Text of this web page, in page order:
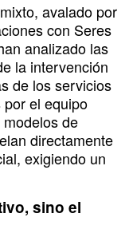
avalado por
con Seres
analizado las
la intervención
de los servicios
el equipo
de
directamente
exigiendo un
sino el